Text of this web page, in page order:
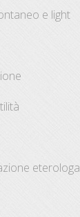
e light
eterologa